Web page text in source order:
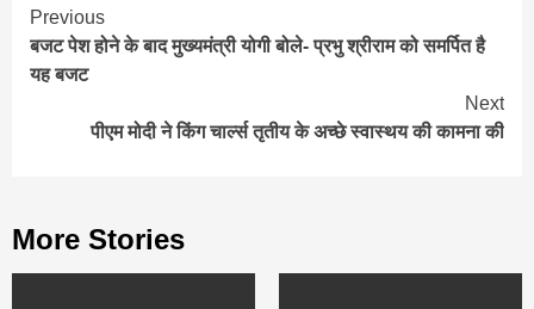
Continue
Reading
Previous
बजट पेश होने के बाद मुख्यमंत्री योगी बोले- प्रभु श्रीराम को समर्पित है
यह बजट
Next
पीएम मोदी ने किंग चार्ल्स तृतीय के अच्छे स्वास्थय की कामना की
More Stories